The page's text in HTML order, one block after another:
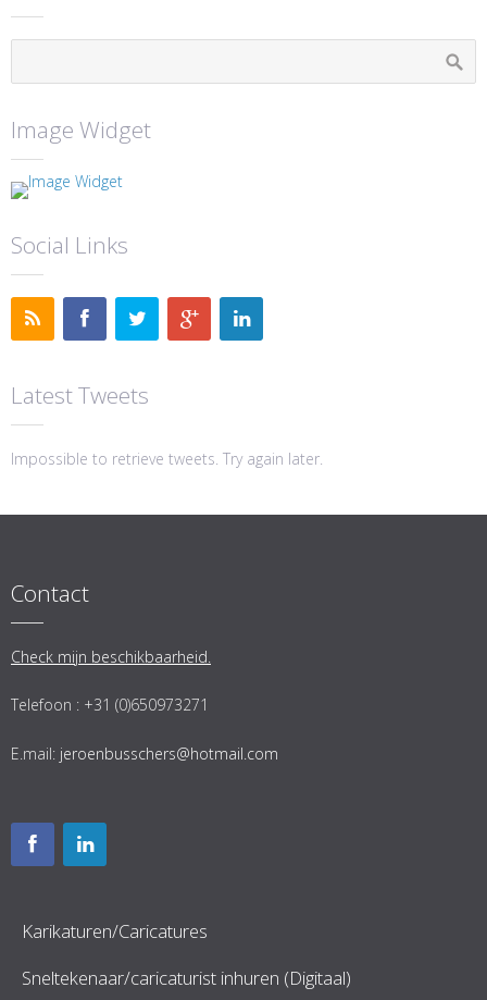
Image Widget
Social Links
Latest Tweets
Impossible to retrieve tweets. Try again later.
Contact
Check mijn beschikbaarheid.
Telefoon : +31 (0)650973271
E.mail: jeroenbusschers@hotmail.com
Karikaturen/Caricatures
Sneltekenaar/caricaturist inhuren (Digitaal)